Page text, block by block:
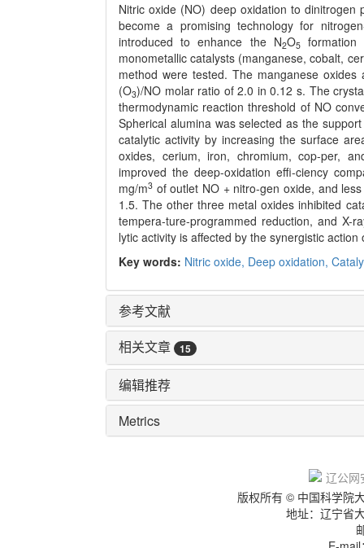
Nitric oxide (NO) deep oxidation to dinitrogen
become a promising technology for
introduced to enhance the N2O5formation
monometallic catalysts (manganese, cobalt,
method were tested. The manganese
(O3)/NO molar ratio of 2.0 in 0.12 s. The
thermodynamic reaction threshold of NO
Spherical alumina was selected as the
catalytic activity by increasing the surface
oxides, cerium, iron, chromium, cop-per,
improved the deep-oxidation effi-ciency
mg/m3 of outlet NO + nitro-gen oxide, and
1.5. The other three metal oxides inhibited
tempera-ture-programmed reduction, and X-
lytic activity is affected by the synergistic action
Key words: Nitric oxide, Deep oxidation,
参考文献
相关文章
15
编辑推荐
Metrics
辽公网
版权所有 © 中国科学院
地址：辽宁省